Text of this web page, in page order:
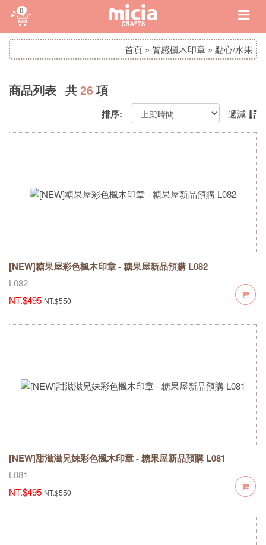
0
首頁 » 質感楓木印章 » 點心/水果
商品列表 共26 項
排序: 遞減
[NEW]糖果屋彩色楓木印章 - 糖果屋新品預購 L082
L082
NT.$495 NT.$550
[NEW]甜滋滋兄妹彩色楓木印章 - 糖果屋新品預購 L081
L081
NT.$495 NT.$550